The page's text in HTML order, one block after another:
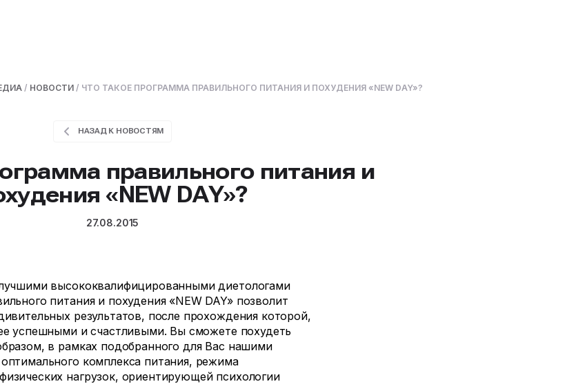
/ НОВОСТИ / ЧТО ТАКОЕ ПРОГРАММА ПРАВИЛЬНОГО ПИТАНИЯ И ПОХУДЕНИЯ «NEW DAY»?
НАЗАД К НОВОСТЯМ
правильного питания и
«NEW DAY»?
27.08.2015
высококвалифицированными диетологами
питания и похудения «NEW DAY» позволит
результатов, после прохождения которой,
успешными и счастливыми. Вы сможете похудеть
в рамках подобранного для Вас нашими
комплекса питания, режима
нагрузок, ориентирующей психологии